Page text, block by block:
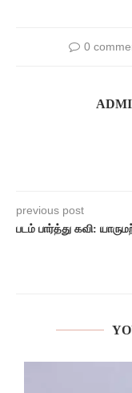
0
previous post
படம் பார்த்து கவி: